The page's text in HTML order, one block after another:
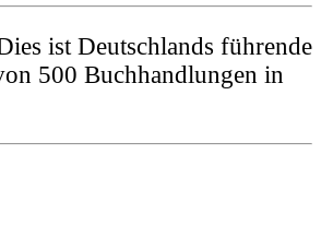
ist Deutschlands führende
500 Buchhandlungen in